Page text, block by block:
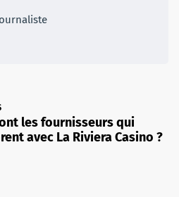
les fournisseurs qui
avec La Riviera Casino ?